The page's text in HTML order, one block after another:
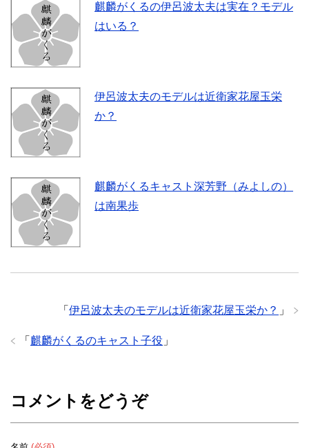
麒麟がくるの伊呂波太夫は実在？モデル
はいる？
伊呂波太夫のモデルは近衛家花屋玉栄
か？
麒麟がくるキャスト深芳野（みよしの）
は南果歩
「 伊呂波太夫のモデルは近衛家花屋玉栄か？ 」
「 麒麟がくるのキャスト子役 」
コメントをどうぞ